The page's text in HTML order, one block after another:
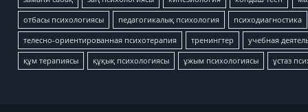
отбасы психологиясы педагогикалық психология психодиагностика
телесно-ориентированная психотерапия тренингтер учебная
құм терапиясы құқық психологиясы ұжым психологиясы ұстаз